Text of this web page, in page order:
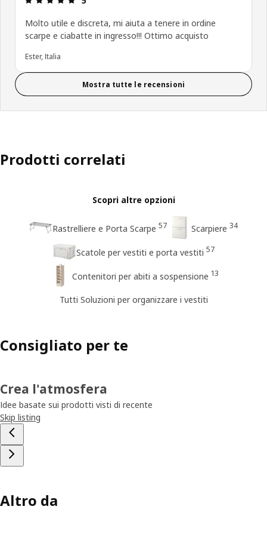
Molto utile e discreta, mi aiuta a tenere in ordine
scarpe e ciabatte in ingresso!!! Ottimo acquisto
Ester, Italia
Mostra tutte le recensioni
Prodotti correlati
Scopri altre opzioni
Rastrelliere e Porta Scarpe 57 Scarpiere 34
Scatole per vestiti e porta vestiti 57
Contenitori per abiti a sospensione 13
Tutti Soluzioni per organizzare i vestiti
Consigliato per te
Crea l'atmosfera
Idee basate sui prodotti visti di recente
Skip listing
Altro da